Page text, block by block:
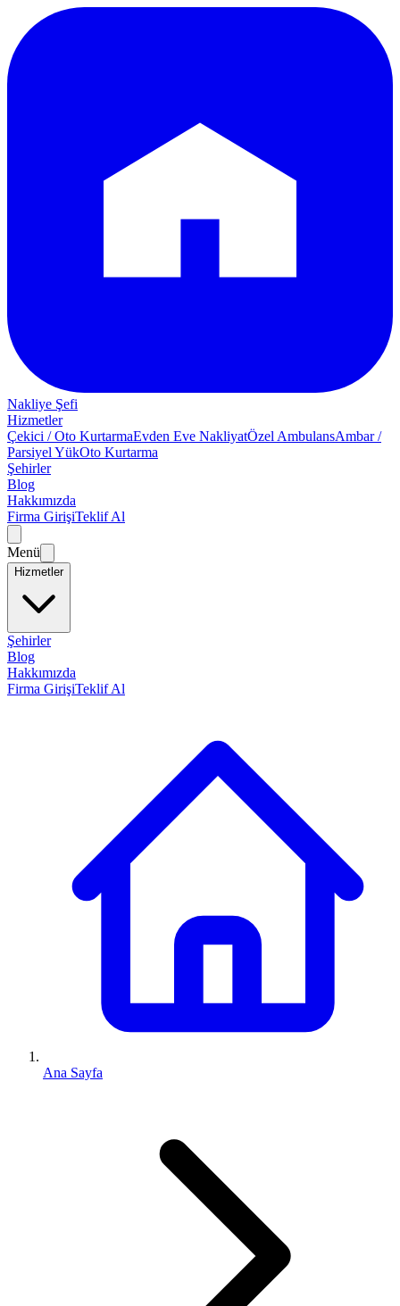
Nakliye Şefi
Hizmetler
Çekici / Oto KurtarmaEvden Eve NakliyatÖzel AmbulansAmbar /
Parsiyel YükOto Kurtarma
Şehirler
Blog
Hakkımızda
Firma GirişiTeklif Al
Menü
Hizmetler
Şehirler
Blog
Hakkımızda
Firma GirişiTeklif Al
Ana Sayfa